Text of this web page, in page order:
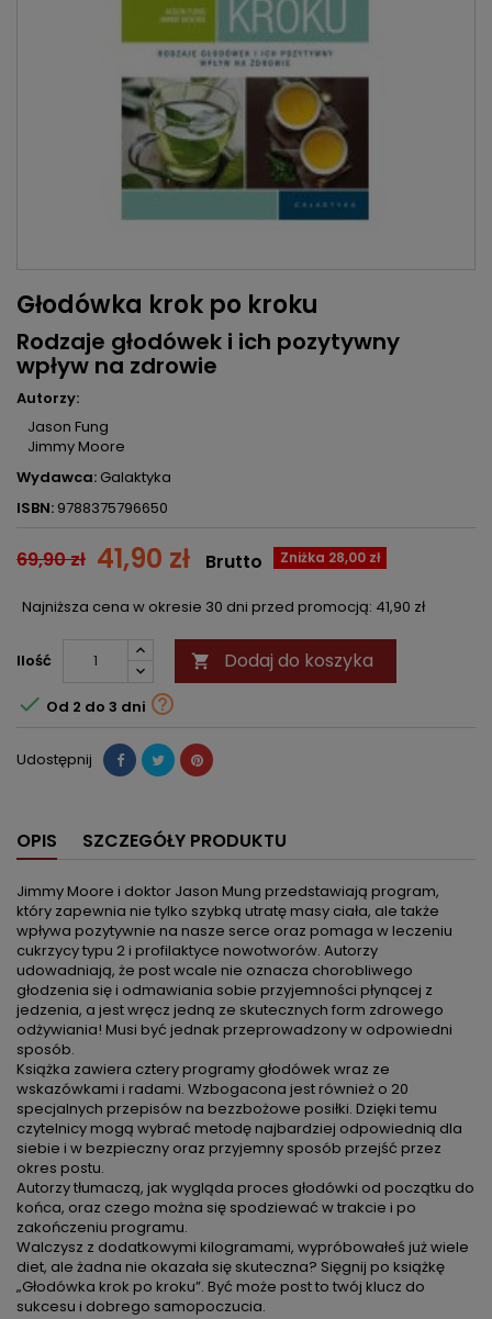
Głodówka krok po kroku
Rodzaje głodówek i ich pozytywny
wpływ na zdrowie
Autorzy:
Jason Fung
Jimmy Moore
Wydawca: Galaktyka
ISBN: 9788375796650
69,90 zł 41,90 zł Zniżka 28,00 zł
Brutto
Najniższa cena w okresie 30 dni przed promocją: 41,90 zł
Ilość  Dodaj do koszyka
 Od 2 do 3 dni 
Udostępnij
OPIS SZCZEGÓŁY PRODUKTU
Jimmy Moore i doktor Jason Mung przedstawiają program,
który zapewnia nie tylko szybką utratę masy ciała, ale także
wpływa pozytywnie na nasze serce oraz pomaga w leczeniu
cukrzycy typu 2 i profilaktyce nowotworów. Autorzy
udowadniają, że post wcale nie oznacza chorobliwego
głodzenia się i odmawiania sobie przyjemności płynącej z
jedzenia, a jest wręcz jedną ze skutecznych form zdrowego
odżywiania! Musi być jednak przeprowadzony w odpowiedni
sposób.
Książka zawiera cztery programy głodówek wraz ze
wskazówkami i radami. Wzbogacona jest również o 20
specjalnych przepisów na bezzbożowe posiłki. Dzięki temu
czytelnicy mogą wybrać metodę najbardziej odpowiednią dla
siebie i w bezpieczny oraz przyjemny sposób przejść przez
okres postu.
Autorzy tłumaczą, jak wygląda proces głodówki od początku do
końca, oraz czego można się spodziewać w trakcie i po
zakończeniu programu.
Walczysz z dodatkowymi kilogramami, wypróbowałeś już wiele
diet, ale żadna nie okazała się skuteczna? Sięgnij po książkę
„Głodówka krok po kroku”. Być może post to twój klucz do
sukcesu i dobrego samopoczucia.